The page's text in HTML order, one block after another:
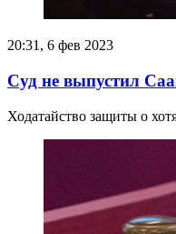
20:31, 6 фев 2023
Суд не выпустил
Ходатайство защиты о